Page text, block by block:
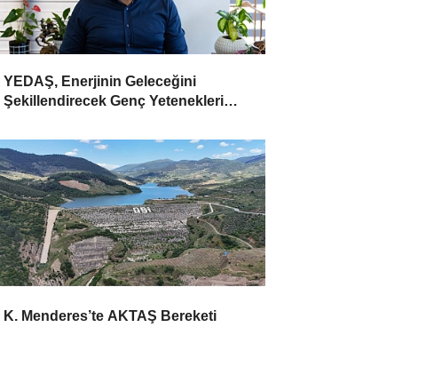
YEDAŞ, Enerjinin Geleceğini
Şekillendirecek Genç Yetenekleri
K. Menderes’te AKTAŞ Bereketi